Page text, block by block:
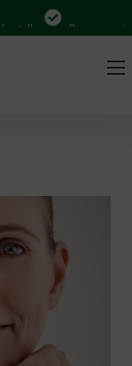
Bequem zwischen